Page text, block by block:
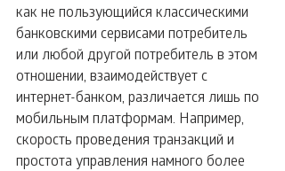
как не пользующийся классическими
банковскими сервисами потребитель
или любой другой потребитель в этом
отношении, взаимодействует с
интернет-банком, различается лишь по
мобильным платформам. Например,
скорость проведения транзакций и
простота управления намного более